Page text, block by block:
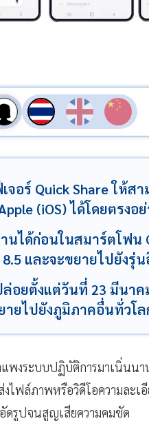
ยงอ่าน
จอร์ Quick Share ให้ส
(iOS) ได้โดยตรงอ
นได้ก่อนในสมาร์ตโฟน
และจะขยายไปยังรุ่
ล่อยตั้งแต่วันที่ 23 มีนา
ายไปยังภูมิภาคอื่นทั่วโ
พงระบบปฏิบัติการมาเนิ่นนา
งไฟล์ภาพหรือวิดีโอความละเ
รูปจนสูญเสียความคมชัด